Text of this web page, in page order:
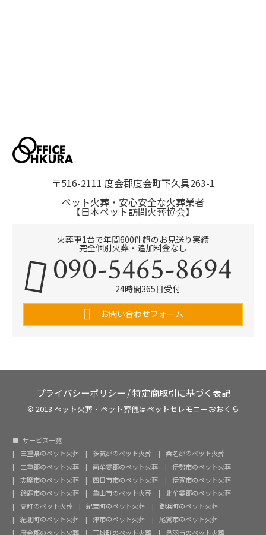
〒516-2111 度会郡度会町下久具263-1
ペット火葬・安心安全な火葬業者
【日本ペット訪問火葬協会】
火葬車1台で年間600件超のお見送り実績
完全個別火葬・追加料金なし
090-5465-8694
24時間365日受付
お問い合わせフォーム
プライバシーポリシー /特定商取引に基づく表記
© 2013 ペット火葬・ペット葬儀はペットセレモニーおおくら
サービス一覧
三重県のペット火葬
多気郡のペット火葬
桑名郡のペット火葬
三重郡のペット火葬
南牟婁郡のペット火葬
伊勢市のペット火葬
志摩市のペット火葬
四日市市のペット火葬
伊賀市のペット火葬
鈴鹿市のペット火葬
亀山市のペット火葬
北牟婁郡のペット火葬
高町のペット火葬
紀宝町のペット火葬
御浜町のペット火葬
紀北町のペット火葬
津市のペット火葬
尾鷲市のペット火葬
度会郡のペット火葬
玉城町のペット火葬 鳥羽市のペット火葬